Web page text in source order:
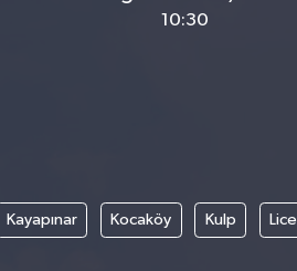
10:30
Kayapınar Kocaköy Kulp Lice